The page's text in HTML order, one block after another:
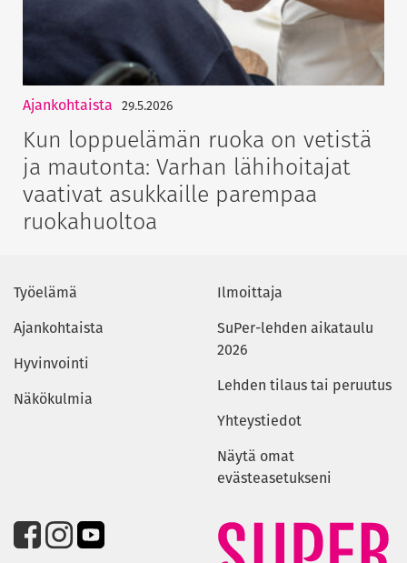
Ajankohtaista 29.5.2026
Kun loppuelämän ruoka on vetistä
ja mautonta: Varhan lähihoitajat
vaativat asukkaille parempaa
ruokahuoltoa
Työelämä
Ajankohtaista
Hyvinvointi
Näkökulmia
Ilmoittaja
SuPer-lehden aikataulu
2026
Lehden tilaus tai peruutus
Yhteystiedot
Näytä omat
evästeasetukseni